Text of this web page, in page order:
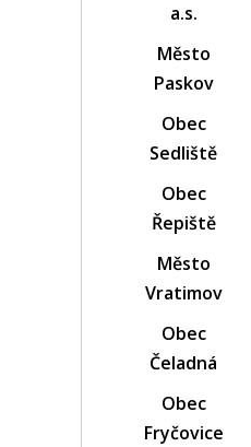
a.s.
Město
Paskov
Obec
Sedliště
Obec
Řepiště
Město
Vratimov
Obec
Čeladná
Obec
Fryčovice